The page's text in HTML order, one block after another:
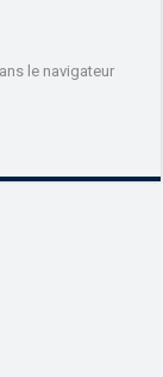
le navigateur